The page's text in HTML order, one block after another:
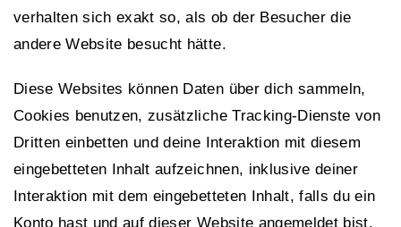
verhalten sich exakt so, als ob der Besucher die
andere Website besucht hätte.
Diese Websites können Daten über dich sammeln,
Cookies benutzen, zusätzliche Tracking-Dienste von
Dritten einbetten und deine Interaktion mit diesem
eingebetteten Inhalt aufzeichnen, inklusive deiner
Interaktion mit dem eingebetteten Inhalt, falls du ein
Konto hast und auf dieser Website angemeldet bist.